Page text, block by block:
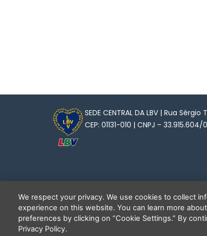
SEDE CENTRAL DA LBV | Rua
CEP: 01131-010 | CNPJ –
We respect your privacy. We use cookies to collect
experience on this website. You can learn more
preferences by clicking on “Cookie Settings.” By
Privacy Policy.